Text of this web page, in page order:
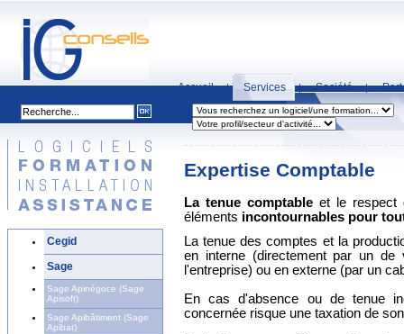
Accueil | Services | Société |
Cegid
Sage
Sage Apinégoce (Sage
Apisoft)
Sage Apibâtiment (Sage
Apibat)
Expertise Comptable
La tenue comptable et le respect
éléments incontournables pour
La tenue des comptes et la
en interne (directement par un
l'entreprise) ou en externe (par un
En cas d'absence ou de tenue
concernée risque une taxation de